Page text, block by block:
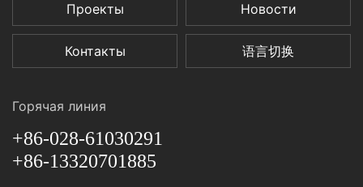
Проекты Новости
Контакты 语言切换
Горячая линия
+86-028-61030291
+86-13320701885